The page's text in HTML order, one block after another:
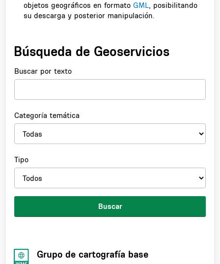
objetos geográficos en formato GML, posibilitando
su descarga y posterior manipulación.
Búsqueda de Geoservicios
Buscar por texto
Categoría temática
Tipo
Buscar
Grupo de cartografía base